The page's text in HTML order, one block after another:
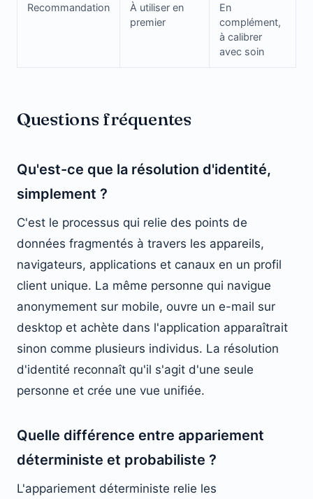
Recommandation
À utiliser en
premier
En
complément,
à calibrer
avec soin
Questions fréquentes
Qu'est-ce que la résolution d'identité,
simplement ?
C'est le processus qui relie des points de
données fragmentés à travers les appareils,
navigateurs, applications et canaux en un profil
client unique. La même personne qui navigue
anonymement sur mobile, ouvre un e-mail sur
desktop et achète dans l'application apparaîtrait
sinon comme plusieurs individus. La résolution
d'identité reconnaît qu'il s'agit d'une seule
personne et crée une vue unifiée.
Quelle différence entre appariement
déterministe et probabiliste ?
L'appariement déterministe relie les